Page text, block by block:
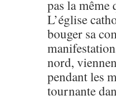
pas la même
L’église
bouger sa
nord,
pendant les
tournante